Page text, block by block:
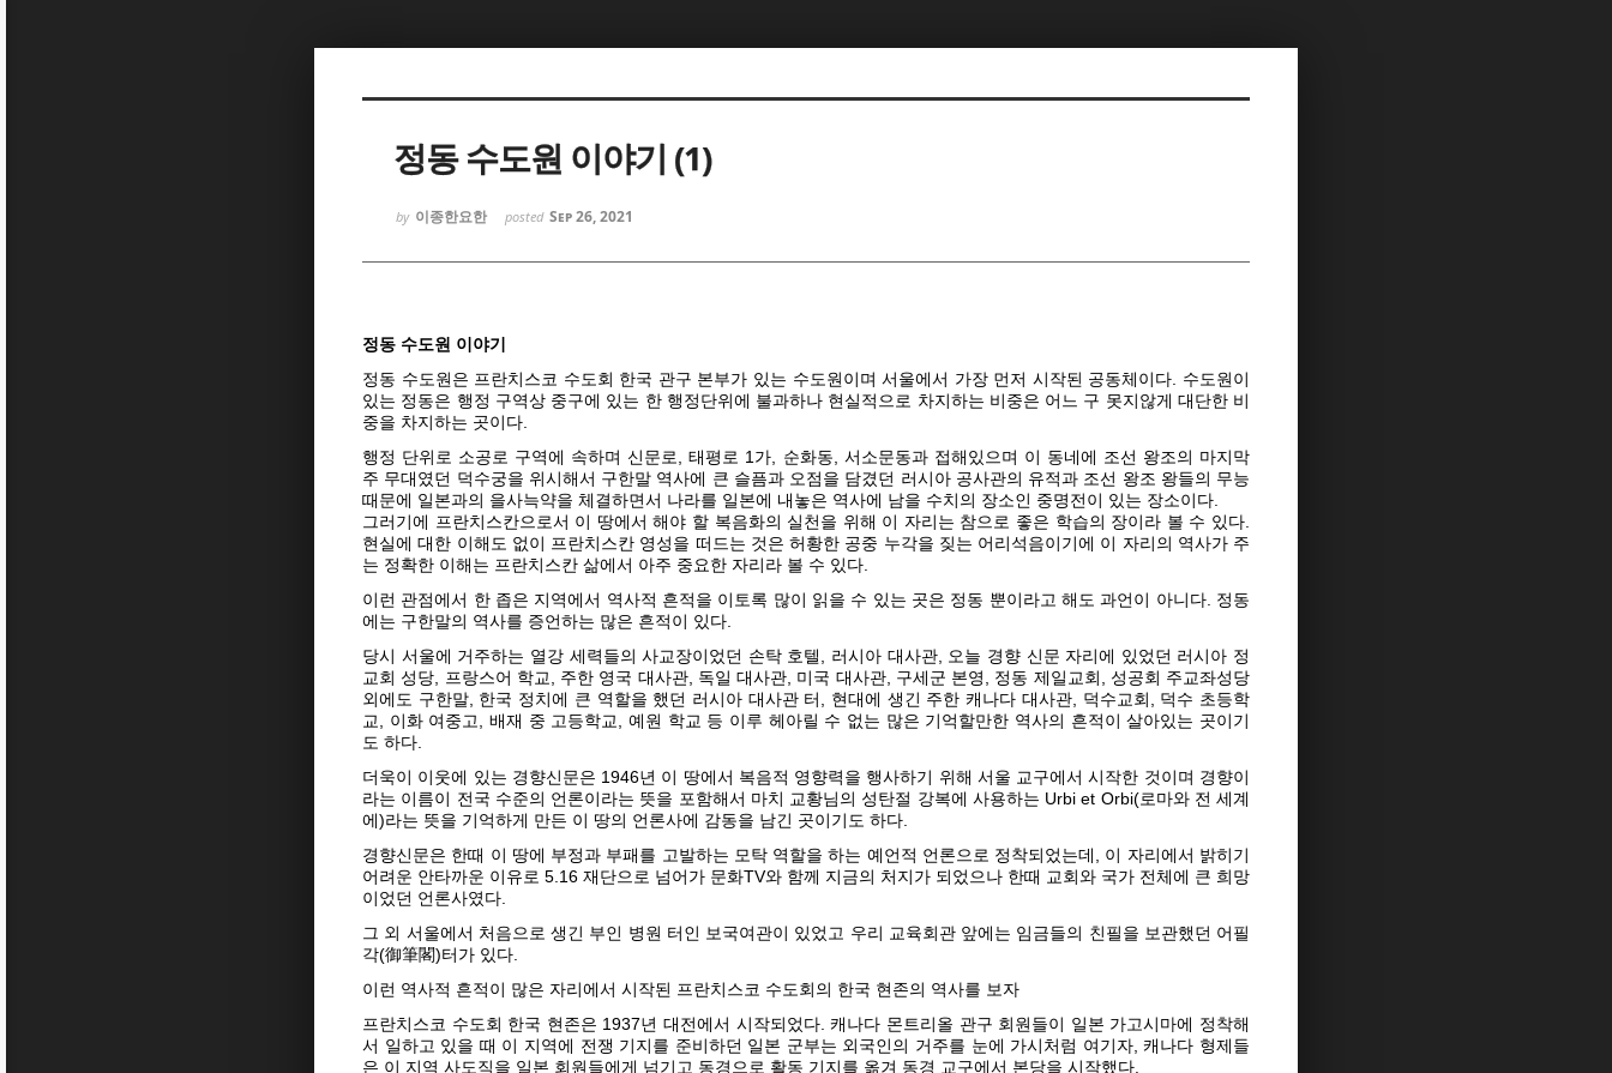
정동 수도원 이야기 (1)
by 이종한요한 posted Sep 26, 2021
정동 수도원 이야기
정동 수도원은 프란치스코 수도회 한국 관구 본부가 있는 수도원이며 서울에서 가장 먼저 시작된 공동체이다. 수도원이
있는 정동은 행정 구역상 중구에 있는 한 행정단위에 불과하나 현실적으로 차지하는 비중은 어느 구 못지않게 대단한 비
중을 차지하는 곳이다.
행정 단위로 소공로 구역에 속하며 신문로, 태평로 1가, 순화동, 서소문동과 접해있으며 이 동네에 조선 왕조의 마지막
주 무대였던 덕수궁을 위시해서 구한말 역사에 큰 슬픔과 오점을 담겼던 러시아 공사관의 유적과 조선 왕조 왕들의 무능
때문에 일본과의 을사늑약을 체결하면서 나라를 일본에 내놓은 역사에 남을 수치의 장소인 중명전이 있는 장소이다.
그러기에 프란치스칸으로서 이 땅에서 해야 할 복음화의 실천을 위해 이 자리는 참으로 좋은 학습의 장이라 볼 수 있다.
현실에 대한 이해도 없이 프란치스칸 영성을 떠드는 것은 허황한 공중 누각을 짖는 어리석음이기에 이 자리의 역사가 주
는 정확한 이해는 프란치스칸 삶에서 아주 중요한 자리라 볼 수 있다.
이런 관점에서 한 좁은 지역에서 역사적 흔적을 이토록 많이 읽을 수 있는 곳은 정동 뿐이라고 해도 과언이 아니다. 정동
에는 구한말의 역사를 증언하는 많은 흔적이 있다.
당시 서울에 거주하는 열강 세력들의 사교장이었던 손탁 호텔, 러시아 대사관, 오늘 경향 신문 자리에 있었던 러시아 정
교회 성당, 프랑스어 학교, 주한 영국 대사관, 독일 대사관, 미국 대사관, 구세군 본영, 정동 제일교회, 성공회 주교좌성당
외에도 구한말, 한국 정치에 큰 역할을 했던 러시아 대사관 터, 현대에 생긴 주한 캐나다 대사관, 덕수교회, 덕수 초등학
교, 이화 여중고, 배재 중 고등학교, 예원 학교 등 이루 헤아릴 수 없는 많은 기억할만한 역사의 흔적이 살아있는 곳이기
도 하다.
더욱이 이웃에 있는 경향신문은 1946년 이 땅에서 복음적 영향력을 행사하기 위해 서울 교구에서 시작한 것이며 경향이
라는 이름이 전국 수준의 언론이라는 뜻을 포함해서 마치 교황님의 성탄절 강복에 사용하는 Urbi et Orbi(로마와 전 세계
에)라는 뜻을 기억하게 만든 이 땅의 언론사에 감동을 남긴 곳이기도 하다.
경향신문은 한때 이 땅에 부정과 부패를 고발하는 모탁 역할을 하는 예언적 언론으로 정착되었는데, 이 자리에서 밝히기
어려운 안타까운 이유로 5.16 재단으로 넘어가 문화TV와 함께 지금의 처지가 되었으나 한때 교회와 국가 전체에 큰 희망
이었던 언론사였다.
그 외 서울에서 처음으로 생긴 부인 병원 터인 보국여관이 있었고 우리 교육회관 앞에는 임금들의 친필을 보관했던 어필
각(御筆閣)터가 있다.
이런 역사적 흔적이 많은 자리에서 시작된 프란치스코 수도회의 한국 현존의 역사를 보자
프란치스코 수도회 한국 현존은 1937년 대전에서 시작되었다. 캐나다 몬트리올 관구 회원들이 일본 가고시마에 정착해
서 일하고 있을 때 이 지역에 전쟁 기지를 준비하던 일본 군부는 외국인의 거주를 눈에 가시처럼 여기자, 캐나다 형제들
은 이 지역 사도직을 일본 회원들에게 넘기고 동경으로 활동 기지를 옮겨 동경 교구에서 본당을 시작했다.
Sketchbook5, 스케치북5
Sketchbook5, 스케치북5